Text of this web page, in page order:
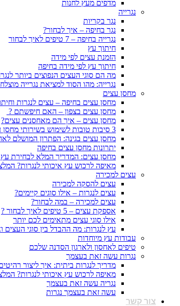
מדפים מעץ לחנות
נגרייה
נגר בקריות
נגר בחיפה – איך לבחור?
נגרייה בחיפה – 7 טיפים לאיך לבחור
חיתוך עץ
הזמנת עצים לפי מידה
חיתוך עץ לפי מידה בחיפה
מה הם סוגי העצים הנפוצים ביותר
נגרייה: מהו הסוד למציאת נגרייה
מחסן עצים
מחסן עצים בחיפה – עצים לנגרות
מחסן עצים בצפון – האם חיפשתם ?
מחסן עצים – איך הם מאחסנים עצים?
3 סיבות טובות לשימוש בשירותי מחסן עצים
מחסן עצים בגינה: הפתרון המושלם
יתרונות מחסן עצים בחיפה
מחסן עצים: המדריך המלא לבחירת עץ
מאיפה לרכוש עץ איכותי לנגרות?
עצים למכירה
עצים להסקה למכירה
עצים לנגרות – אילו סוגים קיימים?
עצים למכירה – במה לבחור?
אספקת עצים – 5 טיפים לאיך לבחור ?
אילו סוגי עצים מתאימים לכם יותר
עץ לנגרות: מה ההבדל בין סוגי העצים
עבודות עץ מיוחדות
טיפים לאחסון ולארגון הסדנה שלכם
נגרות עשה זאת בעצמך
מדריך לנגרות ביתית: איך ליצור
מאיפה לרכוש עץ איכותי לנגרות?
נגריה עשה זאת בעצמך
עשה זאת בעצמך נגרות
צור קשר